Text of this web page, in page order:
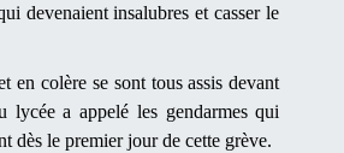
devenaient insalubres et casser le
en colère se sont tous assis devant
a appelé les gendarmes qui
dès le premier jour de cette grève.